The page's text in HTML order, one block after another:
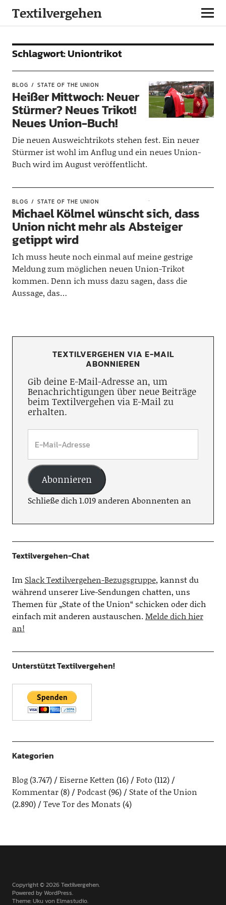
Textilvergehen
Schlagwort:Uniontrikot
BLOG STATE OF THE UNION
Heißer Mittwoch: Neuer
Stürmer? Neues Trikot!
Neues Union-Buch!
Die neuen Ausweichtrikots stehen fest. Ein neuer
Stürmer ist wohl im Anflug und ein neues Union-
Buch wird im August veröffentlicht.
BLOG STATE OF THE UNION
Michael Kölmel wünscht sich, dass
Union nicht mehr als Absteiger
getippt wird
Ich muss heute noch einmal auf meine gestrige
Meldung zum möglichen neuen Union-Trikot
kommen. Denn ich muss dazu sagen, dass die
Aussage, das…
TEXTILVERGEHEN VIA E-MAIL
ABONNIEREN
Gib deine E-Mail-Adresse an, um
Benachrichtigungen über neue Beiträge
beim Textilvergehen via E-Mail zu
erhalten.
Abonnieren
Schließe dich 1.019 anderen Abonnenten an
Textilvergehen-Chat
Im Slack Textilvergehen-Bezugsgruppe, kannst du
während unserer Live-Sendungen chatten, uns
Themen für „State of the Union“ schicken oder dich
einfach mit anderen austauschen.Melde dich hier
an!
Unterstützt Textilvergehen!
Kategorien
Blog(3.747) Eiserne Ketten (16) Foto (112)
Kommentar(8) Podcast(96)
State of the Union
(2.890)
Teve Tor des Monats (4)
Copyright © 2026 Textilvergehen
Powered byWordPress
Theme: Uku vonElmastudio